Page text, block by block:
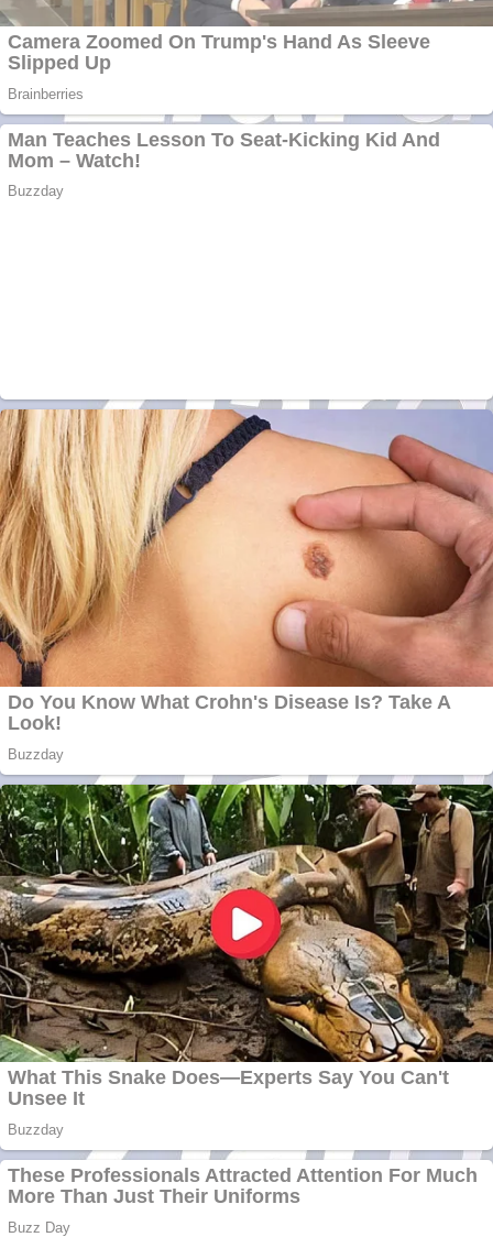
investitii